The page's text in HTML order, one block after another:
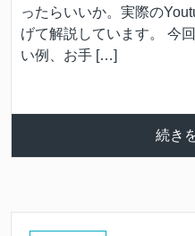
ったらいいか。実際の
げて解説しています。 今
い例、お手 […]
続き